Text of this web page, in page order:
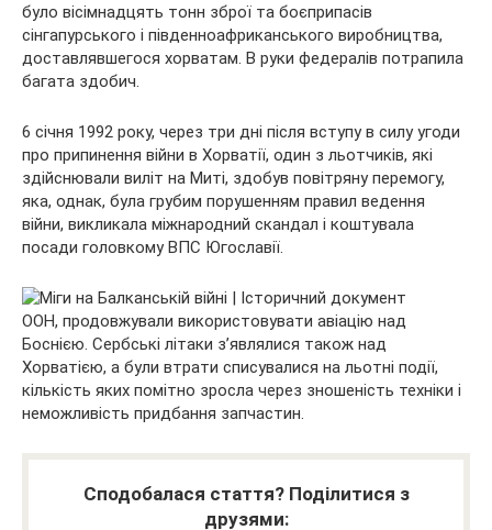
було вісімнадцять тонн зброї та боєприпасів
сінгапурського і південноафриканського виробництва,
доставлявшегося хорватам. В руки федералів потрапила
багата здобич.
6 січня 1992 року, через три дні після вступу в силу угоди
про припинення війни в Хорватії, один з льотчиків, які
здійснювали виліт на Миті, здобув повітряну перемогу,
яка, однак, була грубим порушенням правил ведення
війни, викликала міжнародний скандал і коштувала
посади головкому ВПС Югославії.
ООН, продовжували використовувати авіацію над
Боснією. Сербські літаки з’являлися також над
Хорватією, а були втрати списувалися на льотні події,
кількість яких помітно зросла через зношеність техніки і
неможливість придбання запчастин.
Сподобалася стаття? Поділитися з
друзями: